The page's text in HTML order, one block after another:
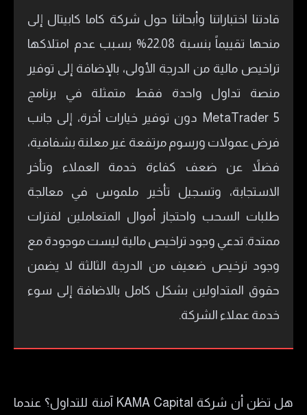
​قادتنا اختباراتنا وأبحاثنا حول شركة كاما كابيتال إلى
منحها تقييماً بنسبة 22.08% بسبب عدم امتلاكها
تراخيص مالية من الدرجة الأولى، بالإضافة إلى توفير
منصة تداول واحدة فقط متمثلة في برنامج
MetaTrader 5 دون توفير خيارات أخرة، إلى جانب
فرض عمولات ورسوم مرتفعة غير معلنة بشفافية،
فضلاً عن ضعف كفاءة خدمة العملاء وتأخر
الاستجابة، وتسجيل تأخير ملموس في معالجة
طلبات السحب واحتجاز أموال المتعاملين لفترات
ممتدة. تدعي وجود تراخيص مالية ليست موجودة مع
وجود ترخيص ضعيف من الدرجة الثالثة لا يضمن
حقوق المتداولين بشكل كامل بالاضافة إلى سوء
خدمة عملاء الشركة.
هل تظن أن شركة KAMA Capital آمنة للتداول؟ عندما